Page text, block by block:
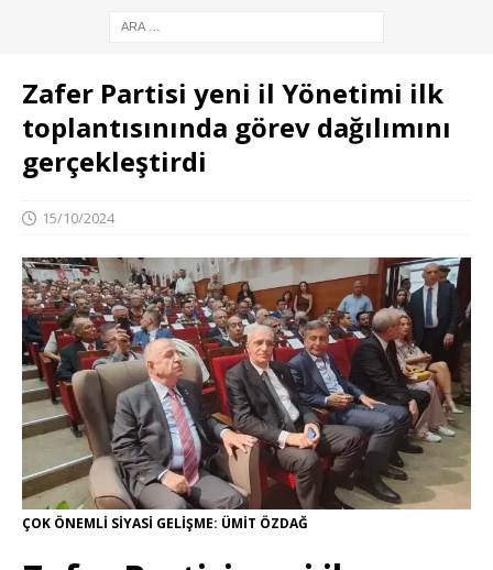
Zafer Partisi yeni il Yönetimi ilk
toplantısınında görev dağılımını
gerçekleştirdi
15/10/2024
ÇOK ÖNEMLİ SİYASİ GELİŞME: ÜMİT ÖZDAĞ